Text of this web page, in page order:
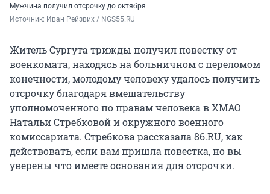
Мужчина получил отсрочку до октября
Источник: Иван Рейзвих / NGS55.RU
Житель Сургута трижды получил повестку от
военкомата, находясь на больничном с переломом
конечности, молодому человеку удалось получить
отсрочку благодаря вмешательству
уполномоченного по правам человека в ХМАО
Натальи Стребковой и окружного военного
комиссариата. Стребкова рассказала 86.RU, как
действовать, если вам пришла повестка, но вы
уверены что имеете основания для отсрочки.